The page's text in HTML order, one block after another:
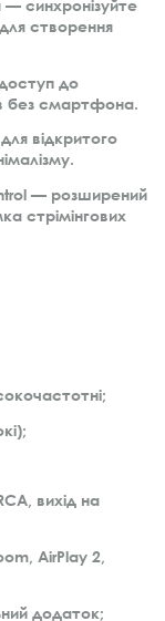
— синхронізуйте
створення
до
без смартфона.
відкритого
— розширений
стрімінгових
вихід на
AirPlay 2,
додаток;